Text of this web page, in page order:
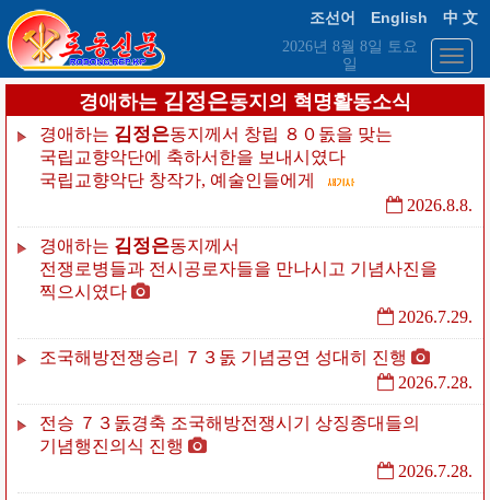
조선어 English
中 文
2026년 8월 8일 토요
일
경애하는 김정은동지의 혁명활동소식
경애하는 김정은동지께서 창립 ８０돐을 맞는
국립교향악단에 축하서한을 보내시였다
국립교향악단 창작가, 예술인들에게
2026.8.8.
경애하는 김정은동지께서
전쟁로병들과 전시공로자들을 만나시고 기념사진을
찍으시였다
2026.7.29.
조국해방전쟁승리 ７３돐 기념공연 성대히 진행
2026.7.28.
전승 ７３돐경축 조국해방전쟁시기
상징종대들의
기념행진의식 진행
2026.7.28.